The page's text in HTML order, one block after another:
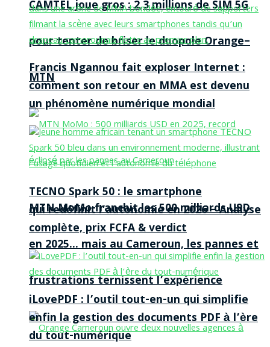
CAMTEL joue gros : 2,3 millions de SIM 5G
pour tenter de briser le duopole Orange–
MTN
MTN MoMo franchit les 500 milliards USD
en 2025… mais au Cameroun, les pannes et
frustrations ternissent l’expérience
Francis Ngannou fait exploser Internet :
comment son retour en MMA est devenu
un phénomène numérique mondial
TECNO Spark 50 : le smartphone
qui redéfinit l’autonomie en 2026 – Analyse
complète, prix FCFA & verdict
iLovePDF : l’outil tout-en-un qui simplifie
enfin la gestion des documents PDF à l’ère
du tout-numérique